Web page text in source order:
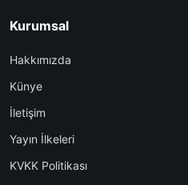
Kurumsal
Hakkımızda
Künye
İletişim
Yayın İlkeleri
KVKK Politikası